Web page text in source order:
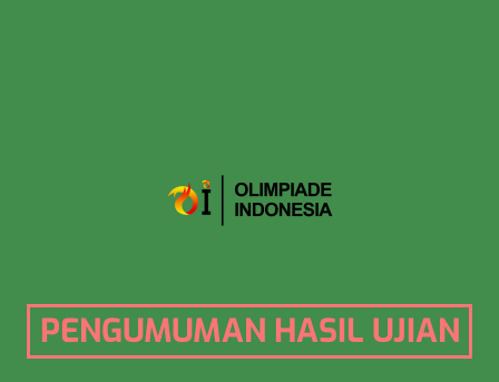
PENGUMUMAN HASIL UJIAN